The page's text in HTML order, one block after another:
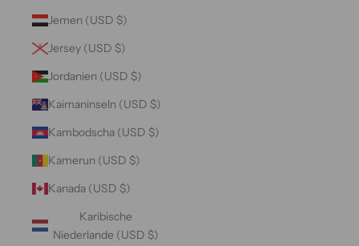
Jemen (USD $)
Jersey (USD $)
Jordanien (USD $)
Kaimaninseln (USD $)
Kambodscha (USD $)
Kamerun (USD $)
Kanada (USD $)
Karibische
Niederlande (USD $)